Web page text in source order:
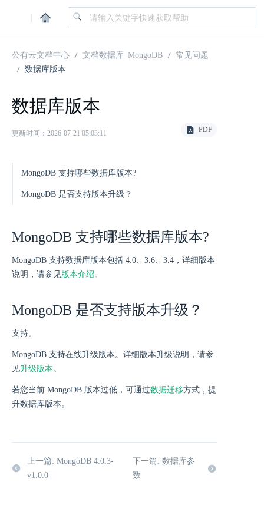
|
公有云文档中心 文档数据库 MongoDB
常见问题
数据库版本
数据库版本
更新时间：2026-07-21 05:03:11 PDF
MongoDB 支持哪些数据库版本?
MongoDB 是否支持版本升级？
MongoDB 支持哪些数据库版本?
MongoDB 支持数据库版本包括 4.0、3.6、3.4，详细版本
说明，请参见版本介绍。
MongoDB 是否支持版本升级？
支持。
MongoDB 支持在线升级版本。详细版本升级说明，请参
见升级版本。
若您当前 MongoDB 版本过低，可通过数据迁移方式，提
升数据库版本。
上一篇: MongoDB 4.0.3-
v1.0.0
下一篇: 数据库参
数